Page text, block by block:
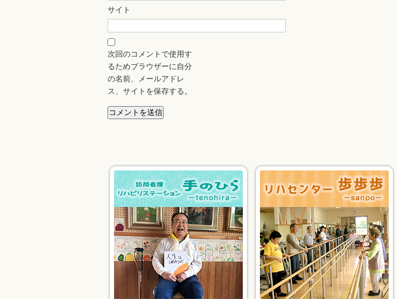
サイト
次回のコメントで使用す
るためブラウザーに自分
の名前、メールアドレ
ス、サイトを保存する。